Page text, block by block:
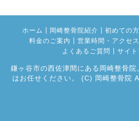
ホーム 岡崎整骨院紹介 初めての
料金のご案内
営業時間・アクセス
よくあるご質問
サイ
鎌ヶ谷市の西佐津間にある岡崎整骨
はお任せください。 (C) 岡崎整骨院